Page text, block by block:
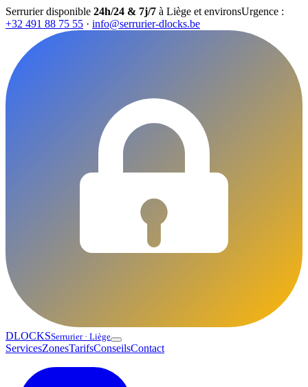
Serrurier disponible 24h/24 & 7j/7 à Liège et environsUrgence :
+32 491 88 75 55 · info@serrurier-dlocks.be
DLOCKSSerrurier · Liège
ServicesZonesTarifsConseilsContact